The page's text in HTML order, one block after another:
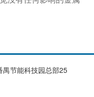
节能科技园总部25